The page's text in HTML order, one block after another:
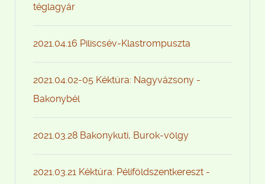
téglagyár
2021.04.16 Piliscsév-Klastrompuszta
2021.04.02-05 Kéktúra: Nagyvázsony -
Bakonybél
2021.03.28 Bakonykuti, Burok-völgy
2021.03.21 Kéktúra: Péliföldszentkereszt -